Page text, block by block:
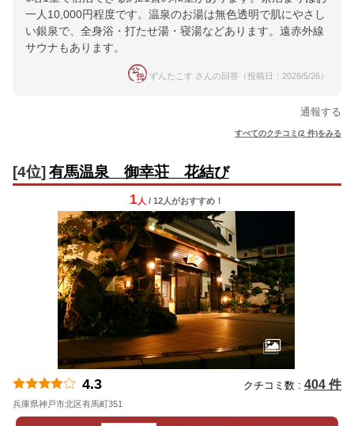
一人10,000円程度です。温泉のお湯は無色透明で肌にやさし
い銀泉で、全身浴・打たせ湯・寝湯などあります。遠赤外線
サウナもあります。
ずんたこす さんの回答（投稿日：2026/5/26）
通報する
すべてのクチコミ(2 件)をみる
[4位] 有馬温泉 御幸荘 花結び
1 人 / 12人がおすすめ！
4.3 クチコミ数 : 404 件
兵庫県神戸市北区有馬町351